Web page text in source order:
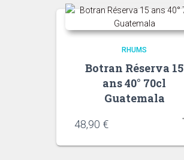
RHUMS
Botran Réserva 15
ans 40° 70cl
Guatemala
48,90 €